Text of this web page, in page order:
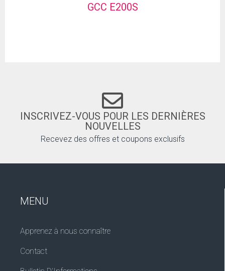
GCC E200S
INSCRIVEZ-VOUS POUR LES DERNIÈRES
NOUVELLES
Recevez des offres et coupons exclusifs
MENU
Apprenez à nous connaître
Contact